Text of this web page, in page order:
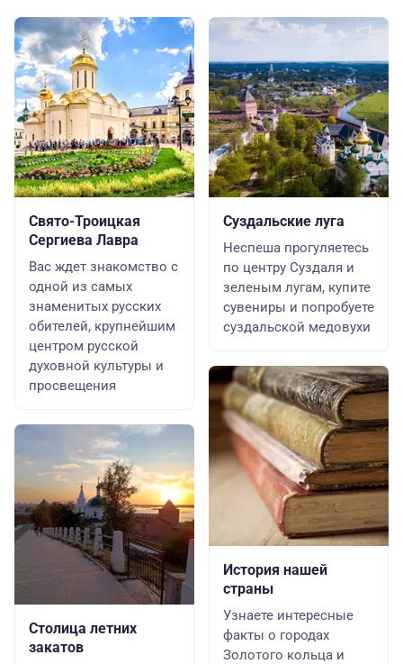
Свято-Троицкая
Сергиева Лавра
Вас ждет знакомство с
одной из самых
знаменитых русских
обителей, крупнейшим
центром русской
духовной культуры и
просвещения
Столица летних
закатов
Суздальские луга
Неспеша прогуляетесь
по центру Суздаля и
зеленым лугам, купите
сувениры и попробуете
суздальской медовухи
История нашей
страны
Узнаете интересные
факты о городах
Золотого кольца и